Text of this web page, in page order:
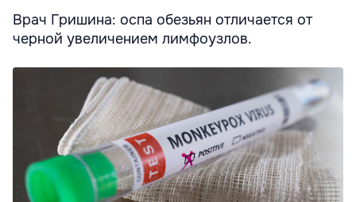
Врач Гришина: оспа обезьян отличается от
черной увеличением лимфоузлов.